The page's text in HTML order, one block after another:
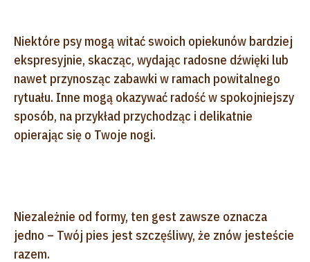
Niektóre psy mogą witać swoich opiekunów bardziej
ekspresyjnie, skacząc, wydając radosne dźwięki lub
nawet przynosząc zabawki w ramach powitalnego
rytuału. Inne mogą okazywać radość w spokojniejszy
sposób, na przykład przychodząc i delikatnie
opierając się o Twoje nogi.
Niezależnie od formy, ten gest zawsze oznacza
jedno – Twój pies jest szczęśliwy, że znów jesteście
razem.